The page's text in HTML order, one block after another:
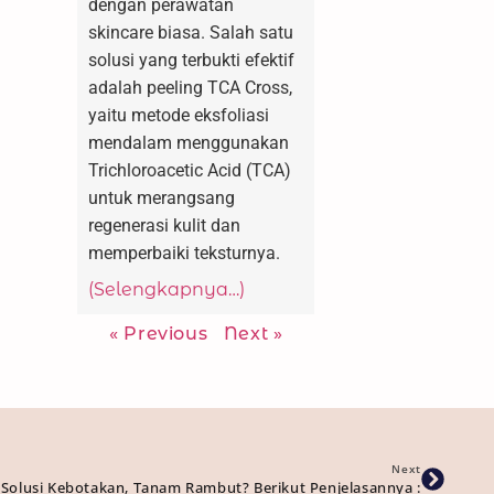
dengan perawatan
skincare biasa. Salah satu
solusi yang terbukti efektif
adalah peeling TCA Cross,
yaitu metode eksfoliasi
mendalam menggunakan
Trichloroacetic Acid (TCA)
untuk merangsang
regenerasi kulit dan
memperbaiki teksturnya.
(Selengkapnya…)
« Previous Next »
Next
Solusi Kebotakan, Tanam Rambut? Berikut Penjelasannya :